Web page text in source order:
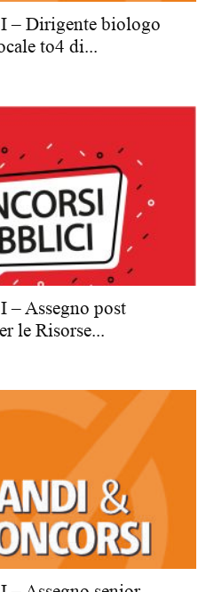
– Dirigente biologo
to4 di...
– Assegno post
le Risorse...